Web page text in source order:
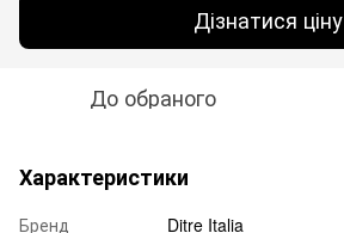
Дізнатися ціну
До обраного
Характеристики
Бренд Ditre Italia